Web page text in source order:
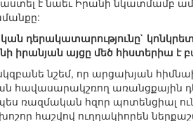
է նաեւ Իրանի նկատմամբ
դերակատարությունը`
այցը մեծ հիստերիա է
նշեմ, որ արցախյան
առանցքային
ռազմական հզոր պոտենցիալ
հաշվով ուղղակիորեն